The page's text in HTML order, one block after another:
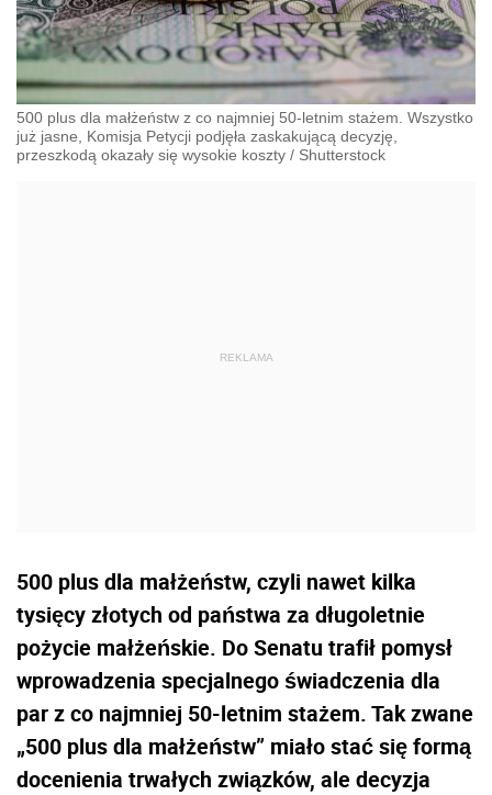
500 plus dla małżeństw z co najmniej 50-letnim stażem. Wszystko
już jasne, Komisja Petycji podjęła zaskakującą decyzję,
przeszkodą okazały się wysokie koszty / Shutterstock
500 plus dla małżeństw, czyli nawet kilka
tysięcy złotych od państwa za długoletnie
pożycie małżeńskie. Do Senatu trafił pomysł
wprowadzenia specjalnego świadczenia dla
par z co najmniej 50-letnim stażem. Tak zwane
„500 plus dla małżeństw” miało stać się formą
docenienia trwałych związków, ale decyzja